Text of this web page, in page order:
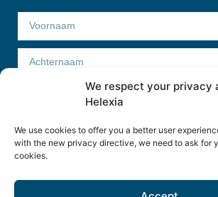
We respect your privacy
Helexia
We use cookies to offer you a better user
with the new privacy directive, we need to ask for
cookies.
Abonneer